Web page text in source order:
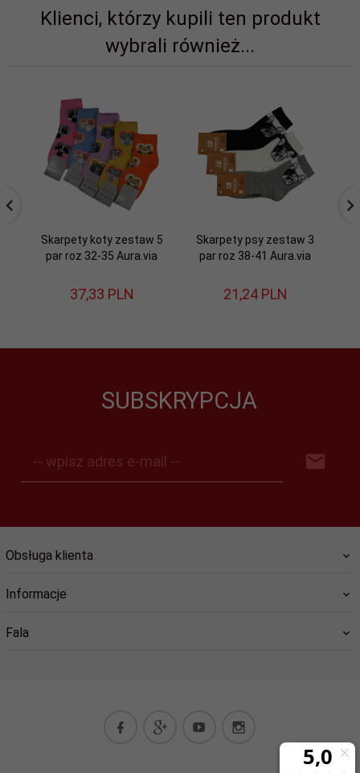
Klienci, którzy kupili ten produkt
wybrali również...
Skarpety koty zestaw 5
par roz 32-35 Aura.via
37,33 PLN
Skarpety psy zestaw 3
par roz 38-41 Aura.via
21,24 PLN
SUBSKRYPCJA
-- wpisz adres e-mail --
Obsługa klienta
Informacje
Fala